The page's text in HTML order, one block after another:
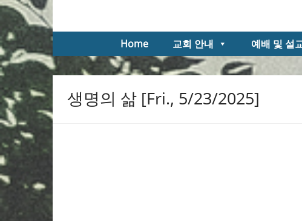
Home 교회 안내 예배 및 설
생명의 삶 [Fri., 5/23/2025]